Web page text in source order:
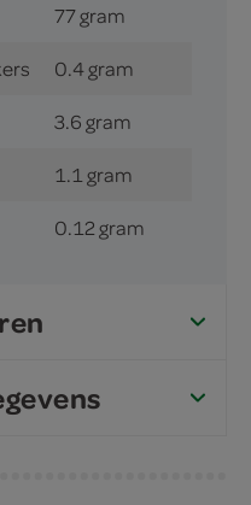
77 gram
0.4 gram
3.6 gram
1.1 gram
0.12 gram